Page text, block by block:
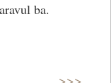
ba.